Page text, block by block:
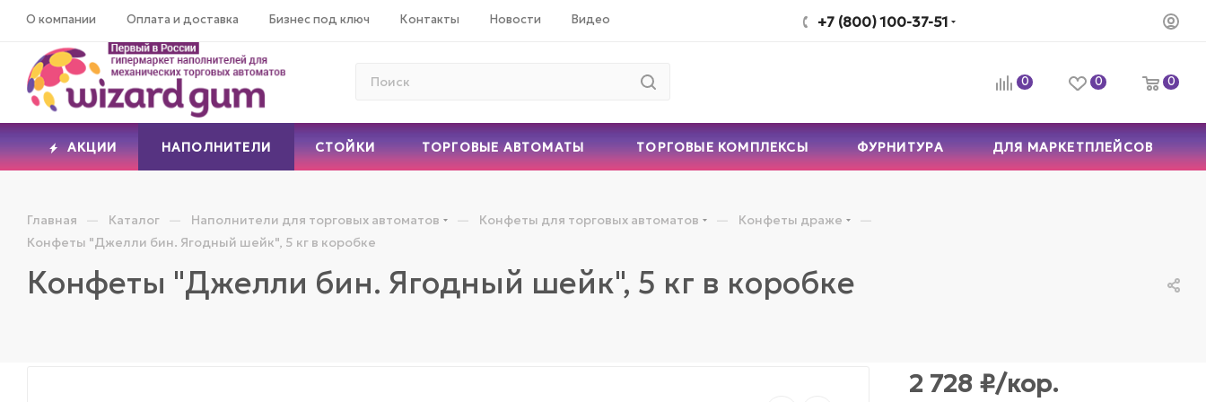
О компании Оплата и доставка Бизнес под ключ Контакты Новости Видео +7 (800) 100-37-51
0 0 0
АКЦИИ НАПОЛНИТЕЛИ СТОЙКИ ТОРГОВЫЕ АВТОМАТЫ ТОРГОВЫЕ КОМПЛЕКСЫ ФУРНИТУРА ДЛЯ МАРКЕТПЛЕЙСОВ
Главная — Каталог — Наполнители для торговых автоматов — Конфеты для торговых автоматов — Конфеты драже —
Конфеты "Джелли бин. Ягодный шейк", 5 кг в коробке
Конфеты "Джелли бин. Ягодный шейк", 5 кг в коробке
2 728 ₽/кор.